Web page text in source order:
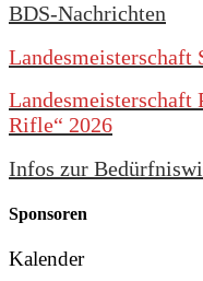
BDS-Nachrichten
Landesmeisterschaft
Landesmeisterschaft
Rifle“ 2026
Infos zur
Sponsoren
Kalender